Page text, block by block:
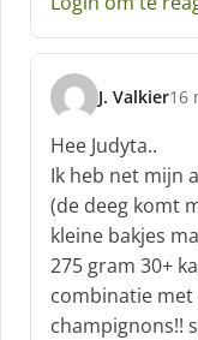
f
J. Valkier
s
c
h
r
e
e
f
16
Hee Judyta..
Ik heb net mijn
(de deeg komt
kleine bakjes
275 gram 30+
combinatie
champignons!!